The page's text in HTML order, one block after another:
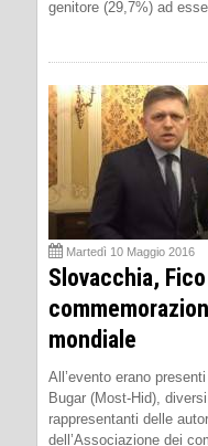
genitore (29,7%) ad
Martedì 10 Maggio 2016
Slovacchia,
mondiale
All’evento erano
Bugar (Most-Hid),
rappresentanti delle
dell’Associazione dei